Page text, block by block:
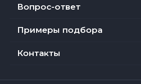
Вопрос-ответ
Примеры подбора
Контакты